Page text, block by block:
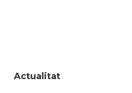
Actualitat